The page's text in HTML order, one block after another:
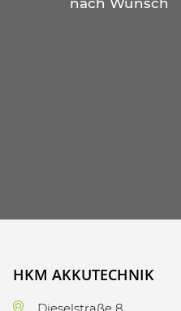
HKM AKKUTECHNIK